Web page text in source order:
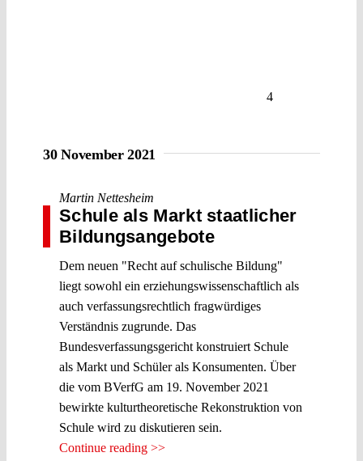
4
30 November 2021
Martin Nettesheim
Schule als Markt staatlicher
Bildungsangebote
Dem neuen "Recht auf schulische Bildung"
liegt sowohl ein erziehungswissenschaftlich als
auch verfassungsrechtlich fragwürdiges
Verständnis zugrunde. Das
Bundesverfassungsgericht konstruiert Schule
als Markt und Schüler als Konsumenten. Über
die vom BVerfG am 19. November 2021
bewirkte kulturtheoretische Rekonstruktion von
Schule wird zu diskutieren sein.
Continue reading >>